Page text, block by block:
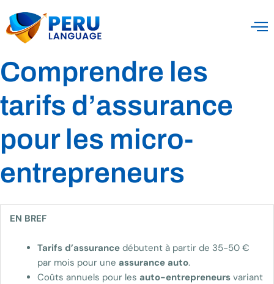
Comprendre les
tarifs d’assurance
pour les micro-
entrepreneurs
EN BREF
Tarifs d’assurance débutent à partir de 35-50 €
par mois pour une assurance auto.
Coûts annuels pour les auto-entrepreneurs variant